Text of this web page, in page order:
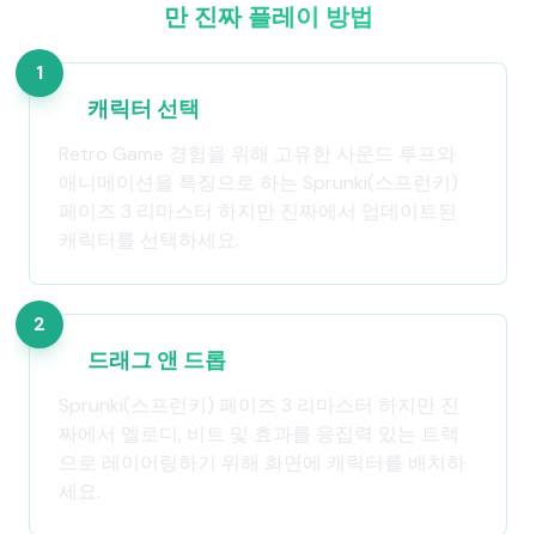
만 진짜 플레이 방법
1
캐릭터 선택
Retro Game 경험을 위해 고유한 사운드 루프와
애니메이션을 특징으로 하는 Sprunki(스프런키)
페이즈 3 리마스터 하지만 진짜에서 업데이트된
캐릭터를 선택하세요.
2
드래그 앤 드롭
Sprunki(스프런키) 페이즈 3 리마스터 하지만 진
짜에서 멜로디, 비트 및 효과를 응집력 있는 트랙
으로 레이어링하기 위해 화면에 캐릭터를 배치하
세요.